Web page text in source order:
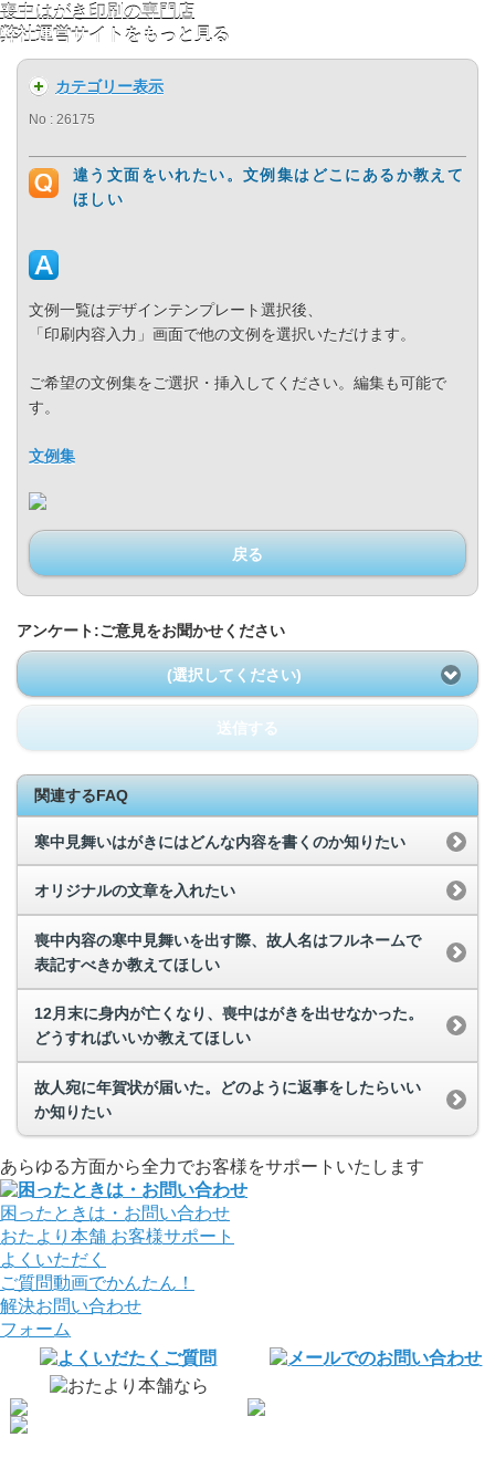
喪中はがき印刷の専門店
弊社運営サイトをもっと見る
カテゴリー表示
No : 26175
違う文面をいれたい。文例集はどこにあるか教えて
ほしい
文例一覧はデザインテンプレート選択後、
「印刷内容入力」画面で他の文例を選択いただけます。
ご希望の文例集をご選択・挿入してください。編集も可能で
す。
文例集
戻る
アンケート:ご意見をお聞かせください
(選択してください)
送信する
関連するFAQ
寒中見舞いはがきにはどんな内容を書くのか知りたい
オリジナルの文章を入れたい
喪中内容の寒中見舞いを出す際、故人名はフルネームで
表記すべきか教えてほしい
12月末に身内が亡くなり、喪中はがきを出せなかった。
どうすればいいか教えてほしい
故人宛に年賀状が届いた。どのように返事をしたらいい
か知りたい
あらゆる方面から全力でお客様をサポートいたします
困ったときは・お問い合わせ
おたより本舗 お客様サポート
よくいただく
ご質問動画でかんたん！
解決お問い合わせ
フォーム